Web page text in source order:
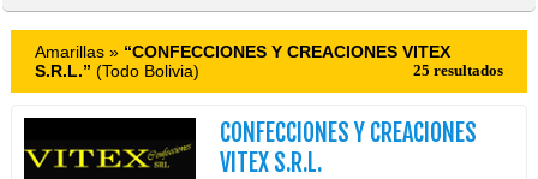
Amarillas » “CONFECCIONES Y CREACIONES VITEX
S.R.L.” (Todo Bolivia) 25 resultados
CONFECCIONES Y CREACIONES
VITEX S.R.L.